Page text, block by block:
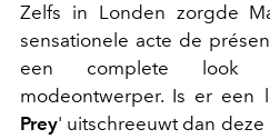
Zelfs in Londen zorgde
sensationele acte de
een complete look
modeontwerper. Is er een
Prey' uitschreeuwt dan